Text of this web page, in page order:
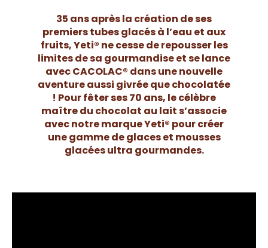
35 ans après la création de ses
premiers tubes glacés à l’eau et aux
fruits, Yeti® ne cesse de repousser les
limites de sa gourmandise et se lance
avec CACOLAC® dans une nouvelle
aventure aussi givrée que chocolatée
! Pour fêter ses 70 ans, le célèbre
maître du chocolat au lait s’associe
avec notre marque Yeti® pour créer
une gamme de glaces et mousses
glacées ultra gourmandes.